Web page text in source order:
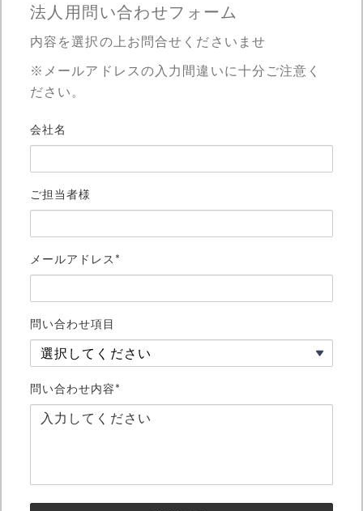
法人用問い合わせフォーム
内容を選択の上お問合せくださいませ
※メールアドレスの入力間違いに十分ご注意く
ださい。
会社名
ご担当者様
メールアドレス*
問い合わせ項目
問い合わせ内容*